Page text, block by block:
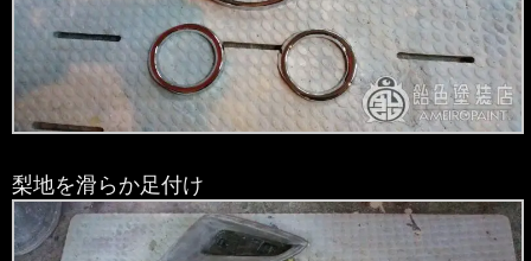
梨地を滑らか足付け